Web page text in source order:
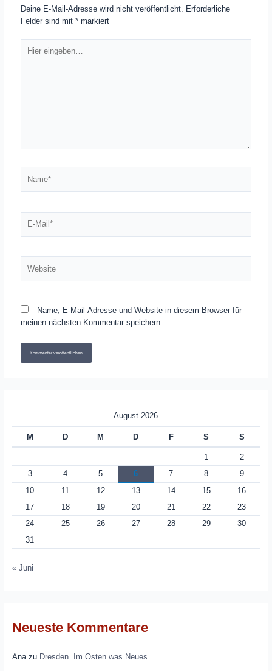
Deine E-Mail-Adresse wird nicht veröffentlicht. Erforderliche
Felder sind mit* markiert
eingeben…
Mail*
Name, E-Mail-Adresse und Website in diesem Browser für
meinen nächsten Kommentar speichern.
August 2026
M D M D F S S
1
2
3
4 5 6 7 8
9
10
11 12 13 14 15
16
17
18 19 20 21 22
23
24
25 26 27 28 29
30
31
« Juni
Neueste Kommentare
Anazu Dresden. Im Osten was Neues.